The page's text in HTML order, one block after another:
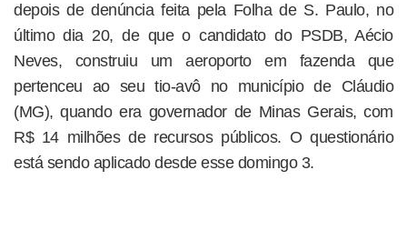
depois de denúncia feita pela Folha de S. Paulo, no
último dia 20, de que o candidato do PSDB, Aécio
Neves, construiu um aeroporto em fazenda que
pertenceu ao seu tio-avô no município de Cláudio
(MG), quando era governador de Minas Gerais, com
R$ 14 milhões de recursos públicos. O questionário
está sendo aplicado desde esse domingo 3.